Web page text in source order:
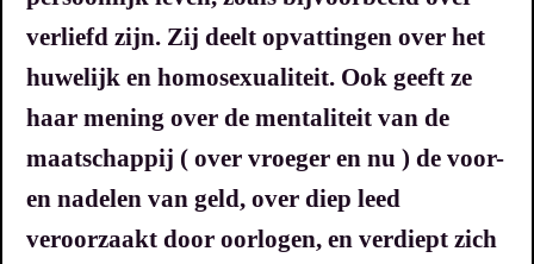
verliefd zijn. Zij deelt opvattingen over het
huwelijk en homosexualiteit. Ook geeft ze
haar mening over de mentaliteit van de
maatschappij ( over vroeger en nu ) de voor-
en nadelen van geld, over diep leed
veroorzaakt door oorlogen, en verdiept zich